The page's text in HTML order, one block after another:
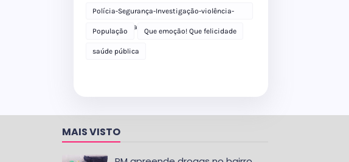
Polícia-Segurança-Investigação-violência-
Polícia Militar-delegacia
População Que emoção! Que felicidade
saúde pública
MAIS VISTO